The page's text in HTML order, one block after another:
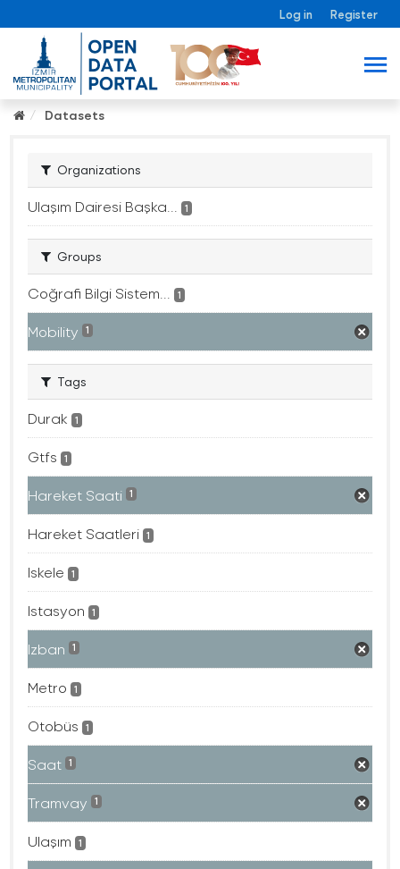
Log in Register
Datasets
Organizations
Ulaşım Dairesi Başka... 1
Groups
Coğrafi Bilgi Sistem... 1
Mobility 1
Tags
Durak 1
Gtfs 1
Hareket Saati 1
Hareket Saatleri 1
Iskele 1
Istasyon 1
Izban 1
Metro 1
Otobüs 1
Saat 1
Tramvay 1
Ulaşım 1